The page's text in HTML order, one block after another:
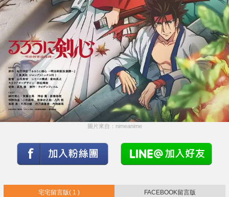
圖片來自：nimeanime
宅宅留言版( 1 ) FACEBOOK留言版